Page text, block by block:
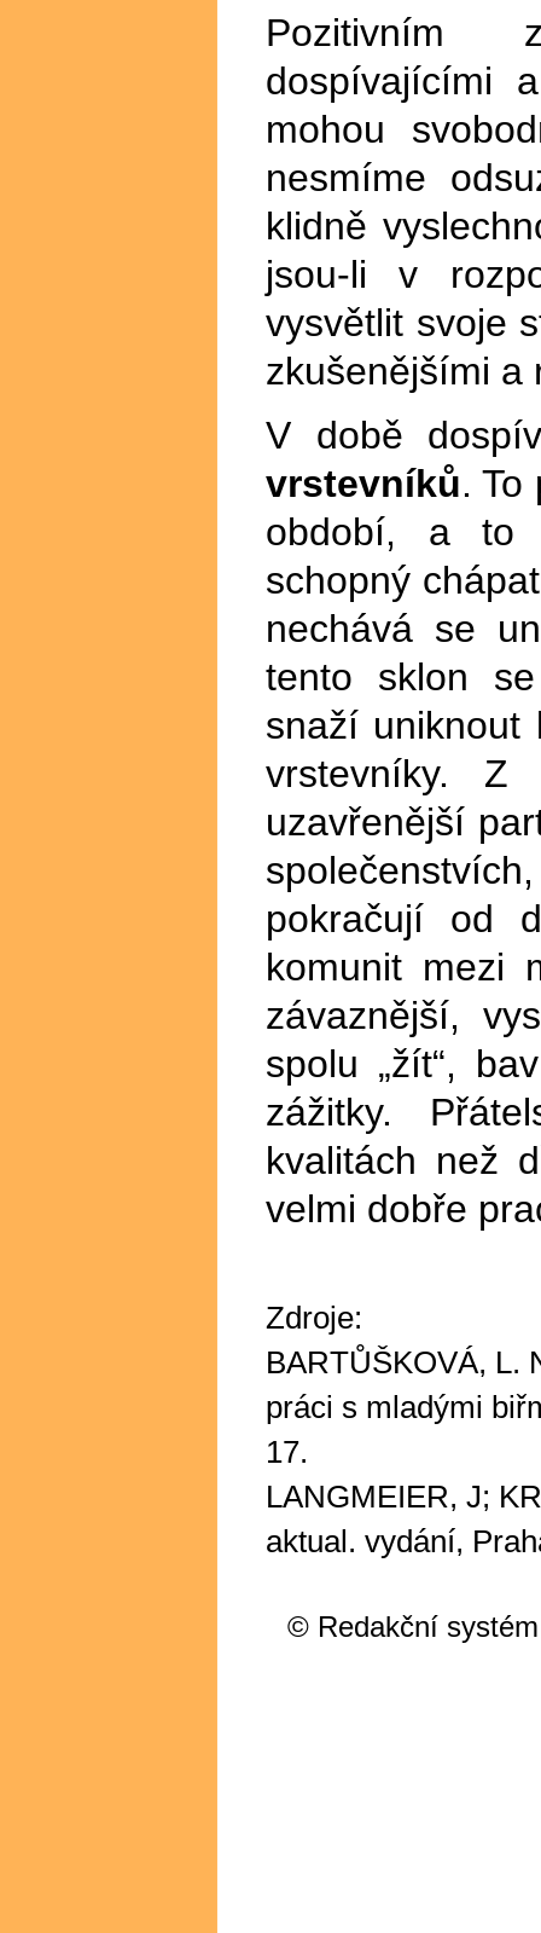
Pozitivním
dospívajícími
mohou
nesmíme
klidně
jsou-li v
vysvětlit svoje
zkušenějšími a
V době
vrstevníků. To
období, a to
schopný
nechává se
tento sklon
snaží uniknout
vrstevníky. Z
uzavřenější
pokračují od
komunit mezi
závaznější,
spolu „žít“,
zážitky.
kvalitách než
velmi dobře
Zdroje:
BARTŮŠKOVÁ, L.
práci s mladými
17.
LANGMEIER, J;
aktual. vydání,
© Redakční